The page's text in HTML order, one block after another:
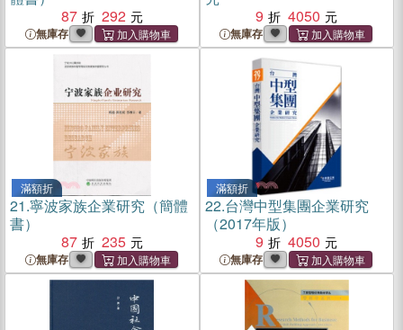
87
292
無庫存
9
4050
無庫存
滿額折
21.寧波家族企業研究（簡體
書）
87
235
無庫存
滿額折
22.台灣中型集團企業研究
（2017年版）
9
4050
無庫存